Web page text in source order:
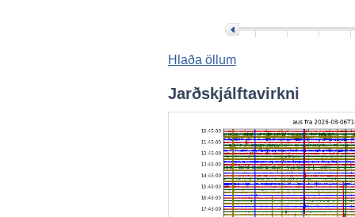
Hlaða öllum
Jarðskjálftavirkni